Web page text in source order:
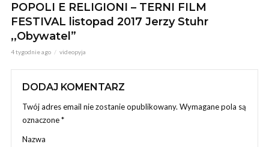
POPOLI E RELIGIONI – TERNI FILM
FESTIVAL listopad 2017 Jerzy Stuhr
,,Obywatel”
4 tygodnie ago videopyja
DODAJ KOMENTARZ
Twój adres email nie zostanie opublikowany. Wymagane pola są
oznaczone*
Nazwa